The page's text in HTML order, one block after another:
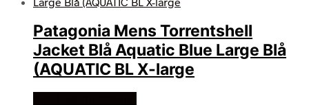
Patagonia Mens Torrentshell
Jacket Blå Aquatic Blue Large Blå
(AQUATIC BL X-large